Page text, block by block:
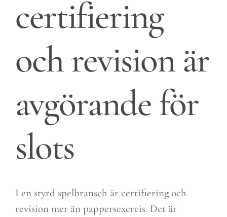
certifiering
och revision är
avgörande för
slots
I en styrd spelbransch är certifiering och
revision mer än pappersexercis. Det är